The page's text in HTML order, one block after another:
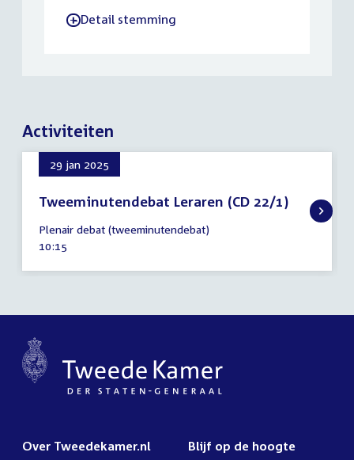
-Detail stemming
Activiteiten
29 jan 2025
Tweeminutendebat Leraren (CD 22/1)
januari
2025
Plenair debat (tweeminutendebat)
Tijd
10:15
Over Tweedekamer.nl Blijf op de hoogte